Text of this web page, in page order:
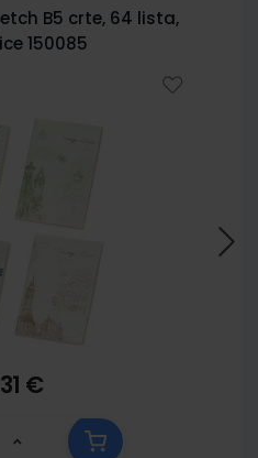
B5 crte, 64 lista,
150085
€